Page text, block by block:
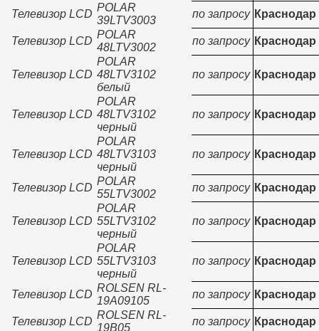
Телевизор LCD
POLAR
39LTV3003
по запросу Краснодар
Телевизор LCD
POLAR
48LTV3002
по запросу Краснодар
Телевизор LCD
POLAR
48LTV3102
белый
по запросу Краснодар
Телевизор LCD
POLAR
48LTV3102
черный
по запросу Краснодар
Телевизор LCD
POLAR
48LTV3103
черный
по запросу Краснодар
Телевизор LCD
POLAR
55LTV3002
по запросу Краснодар
Телевизор LCD
POLAR
55LTV3102
черный
по запросу Краснодар
Телевизор LCD
POLAR
55LTV3103
черный
по запросу Краснодар
Телевизор LCD
ROLSEN RL-
19A09105
по запросу Краснодар
Телевизор LCD
ROLSEN RL-
19B05
по запросу Краснодар